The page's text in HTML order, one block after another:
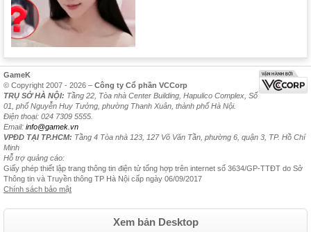
GameK
© Copyright 2007 - 2026 – Công ty Cổ phần VCCorp
TRỤ SỞ HÀ NỘI: Tầng 22, Tòa nhà Center Building, Hapulico Complex, Số
01, phố Nguyễn Huy Tưởng, phường Thanh Xuân, thành phố Hà Nội.
Điện thoại: 024 7309 5555.
Email: info@gamek.vn
VPĐD TẠI TP.HCM: Tầng 4 Tòa nhà 123, 127 Võ Văn Tần, phường 6, quận 3, TP. Hồ Chí
Minh
Hỗ trợ quảng cáo:
Giấy phép thiết lập trang thông tin điện tử tổng hợp trên internet số 3634/GP-TTĐT do Sở
Thông tin và Truyền thông TP Hà Nội cấp ngày 06/09/2017
Chính sách bảo mật
Xem bản Desktop